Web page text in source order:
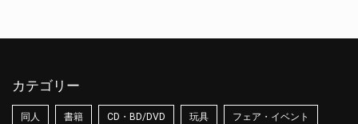
カテゴリー
同人 書籍 CD・BD/DVD 玩具 フェア・イベント